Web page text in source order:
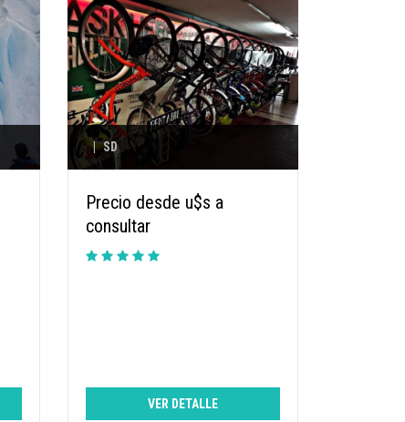
| SD
Precio desde u$s a
consultar
VER DETALLE